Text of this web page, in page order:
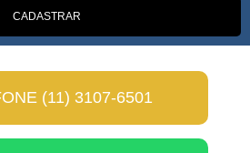
(11) 3107-6501